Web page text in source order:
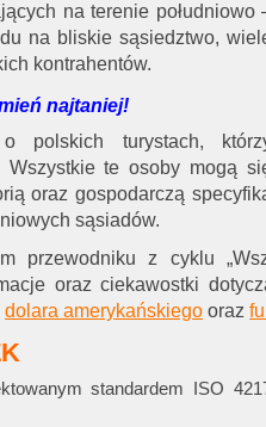
na terenie południowo
na bliskie sąsiedztwo,
kontrahentów.
najtaniej!
polskich turystach,
te osoby mogą
oraz gospodarczą
sąsiadów.
przewodniku z cyklu
oraz ciekawostki
dolara amerykańskiego oraz
standardem ISO